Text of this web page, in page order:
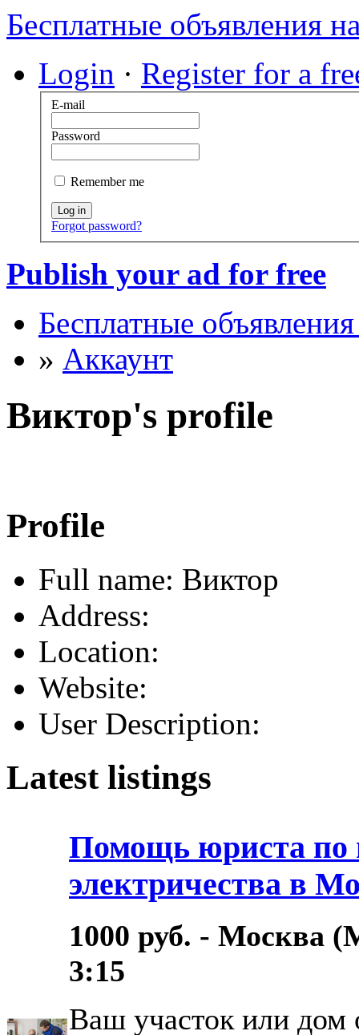
Бесплатные объявления
Login · Register for a
E-mail
Password
Remember me
Log in
Forgot password?
Publish your ad for free
Бесплатные
» Аккаунт
Виктор's profile
Profile
Full name: Виктор
Address:
Location:
Website:
User Description:
Latest listings
Помощь юриста по
электричества в
1000 руб. - Москва
3:15
Ваш участок или дом